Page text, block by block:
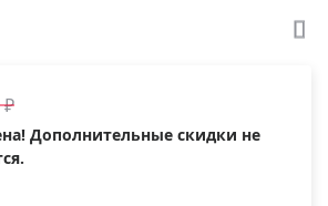
₽
Дополнительные скидки не